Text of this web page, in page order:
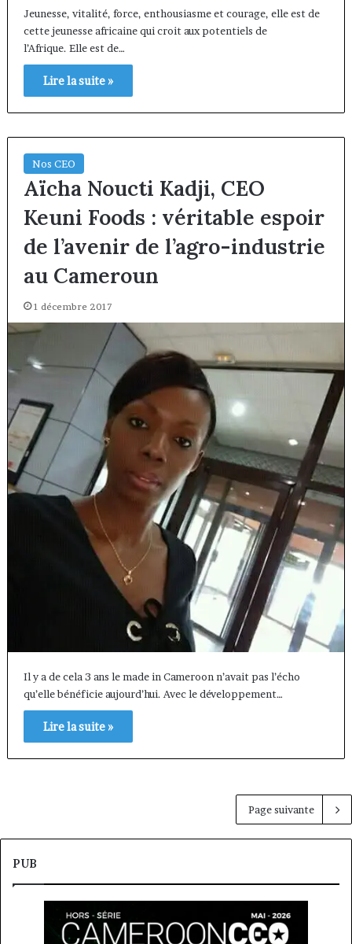
Jeunesse, vitalité, force, enthousiasme et courage, elle est de
cette jeunesse africaine qui croit aux potentiels de
l’Afrique. Elle est de…
Lire la suite »
Nos CEO
Aïcha Noucti Kadji, CEO
Keuni Foods : véritable espoir
de l’avenir de l’agro-industrie
au Cameroun
1 décembre 2017
​Il y a de cela 3 ans le made in Cameroon n’avait pas l’écho
qu’elle bénéficie aujourd’hui. Avec le développement…
Lire la suite »
Page suivante
PUB